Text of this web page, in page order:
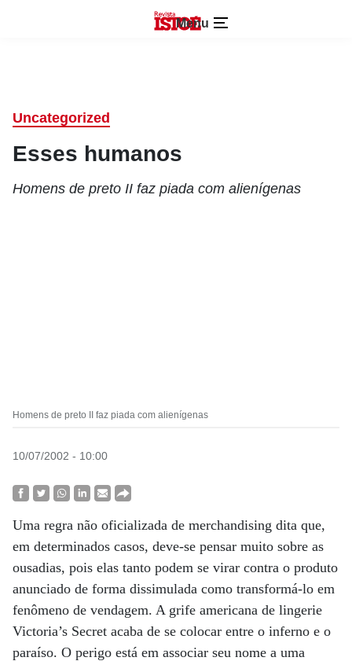
Menu
Uncategorized
Esses humanos
Homens de preto II faz piada com alienígenas
Homens de preto II faz piada com alienígenas
10/07/2002 - 10:00
Uma regra não oficializada de merchandising dita que,
em determinados casos, deve-se pensar muito sobre as
ousadias, pois elas tanto podem se virar contra o produto
anunciado de forma dissimulada como transformá-lo em
fenômeno de vendagem. A grife americana de lingerie
Victoria’s Secret acaba de se colocar entre o inferno e o
paraíso. O perigo está em associar seu nome a uma